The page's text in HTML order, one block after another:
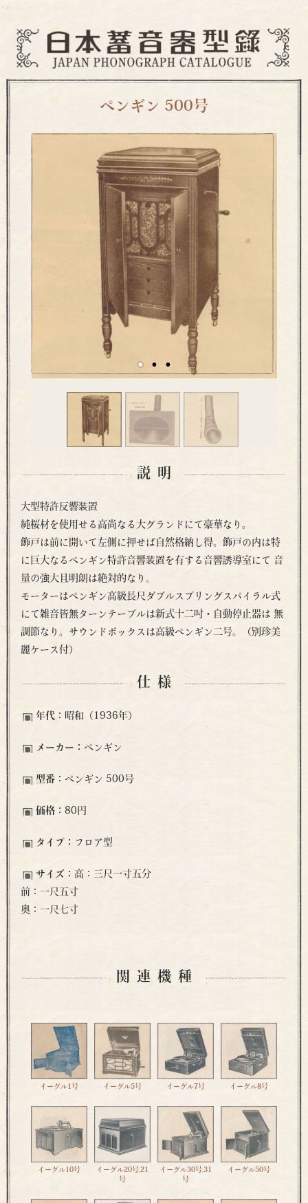
ペンギン 500号
説明
大型特許反響装置
純桜材を使用せる高尚なる大グランドにて豪華なり。
飾戸は前に開いて左側に押せば自然格納し得。飾戸の内は特
に巨大なるペンギン特許音響装置を有する音響誘導室にて 音
量の強大且明朗は絶対的なり。
モーターはペンギン高級長尺ダブルスプリングスパイラル式
にて雑音皆無ターンテーブルは新式十二吋・自動停止器は 無
調節なり。サウンドボックスは高級ペンギン二号。（別珍美
麗ケース付）
仕様
年代： 昭和（1936年）
メーカー：ペンギン
型番：ペンギン 500号
価格：80円
タイプ： フロア型
サイズ： 高：三尺一寸五分
前：一尺五寸
奥：一尺七寸
関連機種
イーグル1号 イーグル5号 イーグル7号 イーグル8号
イーグル10号
イーグル20号,21
号
イーグル30号,31
号
イーグル50号